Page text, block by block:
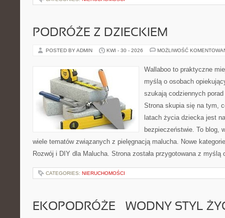
PODRÓŻE Z DZIECKIEM
POSTED BY ADMIN KWI - 30 - 2026 MOŻLIWOŚĆ
Wallaboo to praktyczne
myślą o osobach
szukają codziennych
Strona skupia się na tym,
latach życia dziecka jest
bezpieczeństwie. To blog,
wiele tematów związanych z pielęgnacją malucha. Nowe
Rozwój i DIY dla Malucha. Strona została przygotowana z
CATEGORIES: NIERUCHOMOŚCI
EKOPODRÓŻE – WODNY STYL